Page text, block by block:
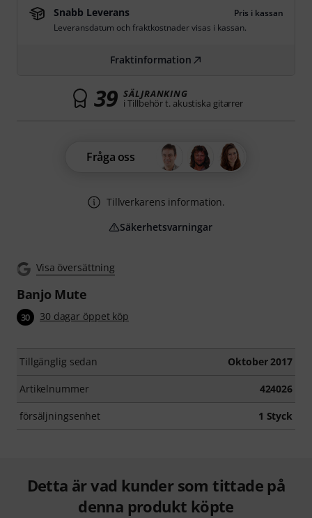
Visa översättning
Banjo Mute
30 30 dagar öppet köp
Tillgänglig sedan Oktober 2017
Artikelnummer 424026
försäljningsenhet 1 Styck
Snabb Leverans
Pris i kassan
Leveransdatum och fraktkostnader visas i kassan.
Fraktinformation
39 SÄLJRANKING
i Tillbehör t. akustiska gitarrer
Fråga oss
Tillverkarens information.
Säkerhetsvarningar
Detta är vad kunder som tittade på
denna produkt köpte